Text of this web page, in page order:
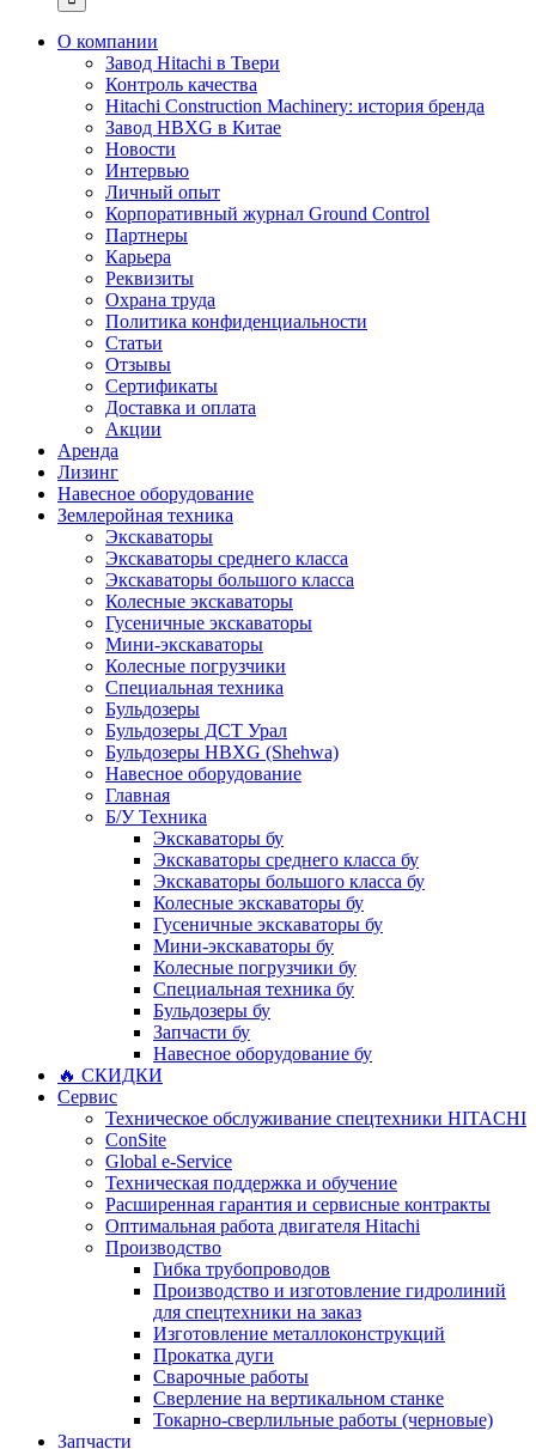
О компании
Завод Hitachi в Твери
Контроль качества
Hitachi Construction Machinery: история бренда
Завод HBXG в Китае
Новости
Интервью
Личный опыт
Корпоративный журнал Ground Control
Партнеры
Карьера
Реквизиты
Охрана труда
Политика конфиденциальности
Статьи
Отзывы
Сертификаты
Доставка и оплата
Акции
Аренда
Лизинг
Навесное оборудование
Землеройная техника
Экскаваторы
Экскаваторы среднего класса
Экскаваторы большого класса
Колесные экскаваторы
Гусеничные экскаваторы
Мини-экскаваторы
Колесные погрузчики
Специальная техника
Бульдозеры
Бульдозеры ДСТ Урал
Бульдозеры HBXG (Shehwa)
Навесное оборудование
Главная
Б/У Техника
Экскаваторы бу
Экскаваторы среднего класса бу
Экскаваторы большого класса бу
Колесные экскаваторы бу
Гусеничные экскаваторы бу
Мини-экскаваторы бу
Колесные погрузчики бу
Специальная техника бу
Бульдозеры бу
Запчасти бу
Навесное оборудование бу
🔥 СКИДКИ
Сервис
Техническое обслуживание спецтехники HITACHI
ConSite
Global e-Service
Техническая поддержка и обучение
Расширенная гарантия и сервисные контракты
Оптимальная работа двигателя Hitachi
Производство
Гибка трубопроводов
Производство и изготовление гидролиний
для спецтехники на заказ
Изготовление металлоконструкций
Прокатка дуги
Сварочные работы
Сверление на вертикальном станке
Токарно-сверлильные работы (черновые)
Запчасти